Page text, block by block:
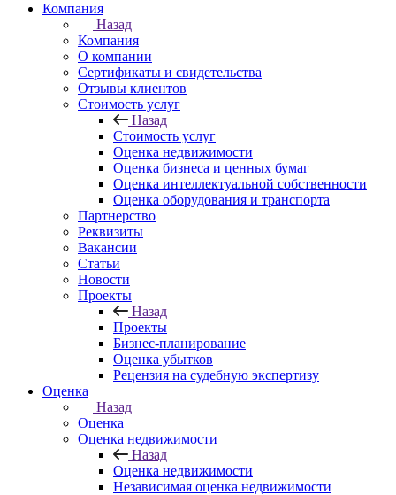
Компания
Назад
Компания
О компании
Сертификаты и свидетельства
Отзывы клиентов
Стоимость услуг
Назад
Стоимость услуг
Оценка недвижимости
Оценка бизнеса и ценных бумаг
Оценка интеллектуальной собственности
Оценка оборудования и транспорта
Партнерство
Реквизиты
Вакансии
Статьи
Новости
Проекты
Назад
Проекты
Бизнес-планирование
Оценка убытков
Рецензия на судебную экспертизу
Оценка
Назад
Оценка
Оценка недвижимости
Назад
Оценка недвижимости
Независимая оценка недвижимости